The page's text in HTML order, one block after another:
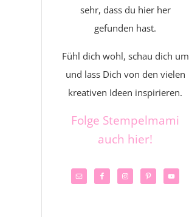
sehr, dass du hier her
gefunden hast.
Fühl dich wohl, schau dich um
und lass Dich von den vielen
kreativen Ideen inspirieren.
Folge Stempelmami
auch hier!